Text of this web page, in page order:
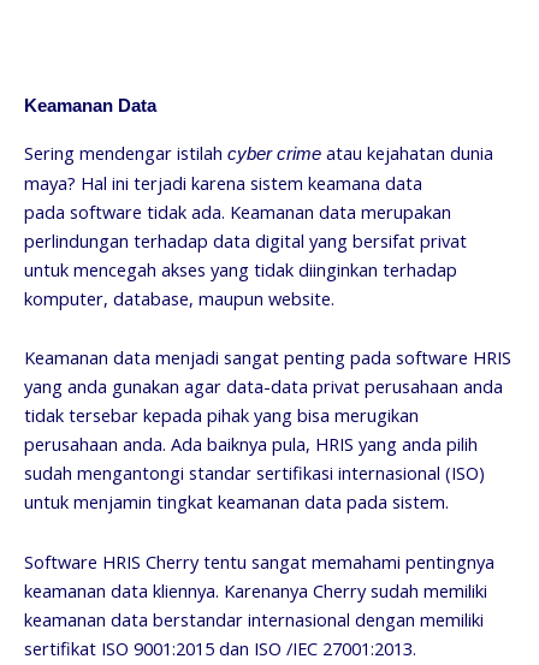
Keamanan Data
Sering mendengar istilah cyber crime atau kejahatan dunia
maya? Hal ini terjadi karena sistem keamana data
pada software tidak ada. Keamanan data merupakan
perlindungan terhadap data digital yang bersifat privat
untuk mencegah akses yang tidak diinginkan terhadap
komputer, database, maupun website.
Keamanan data menjadi sangat penting pada software HRIS
yang anda gunakan agar data-data privat perusahaan anda
tidak tersebar kepada pihak yang bisa merugikan
perusahaan anda. Ada baiknya pula, HRIS yang anda pilih
sudah mengantongi standar sertifikasi internasional (ISO)
untuk menjamin tingkat keamanan data pada sistem.
Software HRIS Cherry tentu sangat memahami pentingnya
keamanan data kliennya. Karenanya Cherry sudah memiliki
keamanan data berstandar internasional dengan memiliki
sertifikat ISO 9001:2015 dan ISO /IEC 27001:2013.